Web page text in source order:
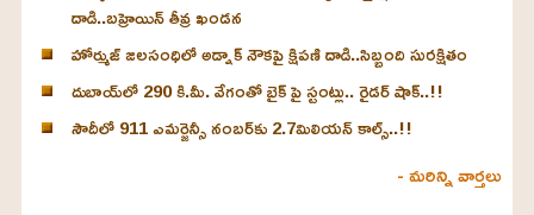
దాడి..బహ్రెయిన్ తీవ్ర ఖండన
హోర్ముజ్ జలసంధిలో అడ్నాక్ నౌకపై క్షిపణి దాడి..సిబ్బంది సురక్షితం
దుబాయ్‌లో 290 కి.మీ. వేగంతో బైక్‌ పై స్టంట్లు.. రైడర్ షాక్..!!
సౌదీలో 911 ఎమర్జెన్సీ నంబర్‌కు 2.7మిలియన్ కాల్స్..!!
- మరిన్ని వార్తలు